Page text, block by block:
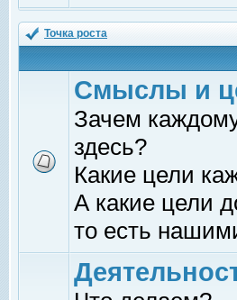
Точка роста
Смыслы и
Зачем
здесь?
Какие цели
А какие цели
то есть